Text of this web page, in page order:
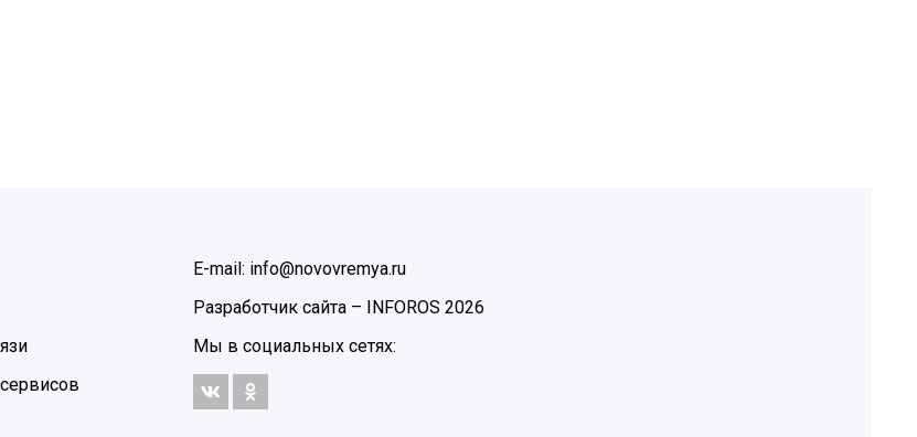
E-mail: info@novovremya.ru
Разработчик сайта – INFOROS 2026
Мы в социальных сетях: